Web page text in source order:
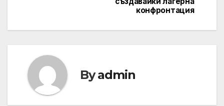
конфронтация
Byadmin